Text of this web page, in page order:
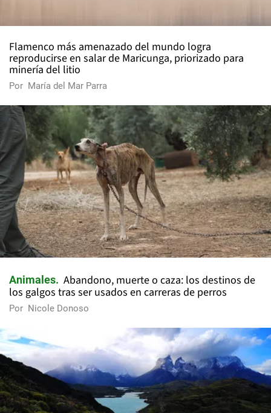
Flamenco más amenazado del mundo logra
reproducirse en salar de Maricunga, priorizado para
minería del litio
Por María del Mar Parra
Animales
Abandono, muerte o caza: los destinos de
los galgos tras ser usados en carreras de perros
Por Nicole Donoso